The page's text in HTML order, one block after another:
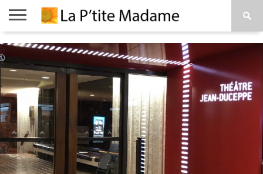
ACCUEIL
BEAUTÉ
MODE
VIVRE
PROPOS